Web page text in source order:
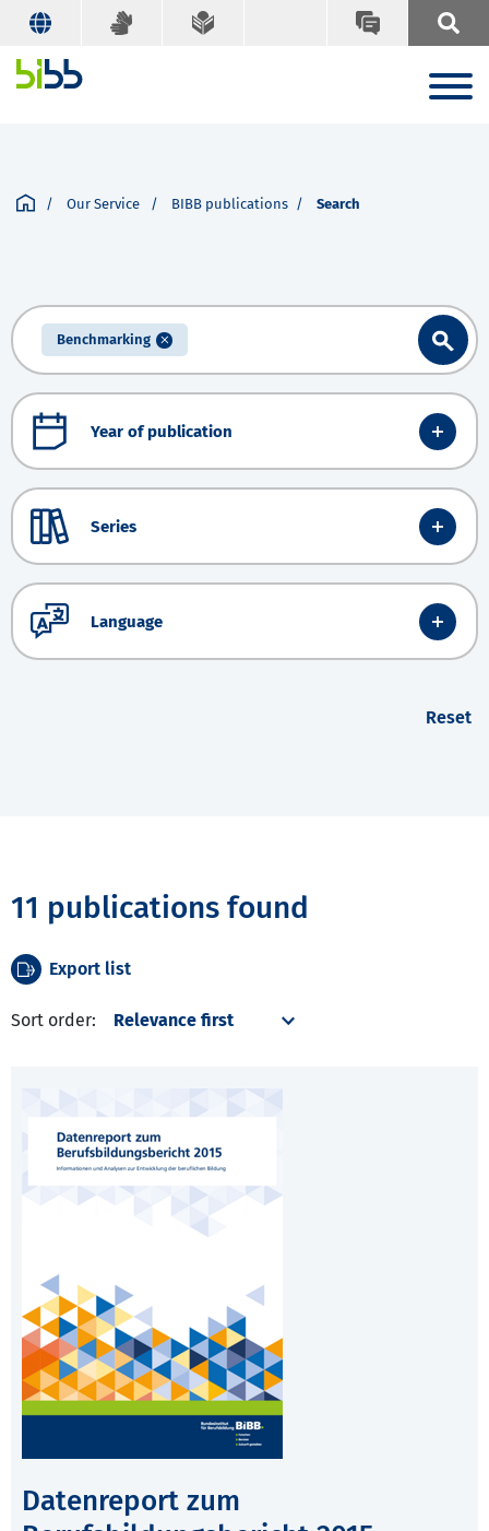
Our Service BIBB publications Search
Benchmarking
Year of publication
Series
Language
Reset
11 publications found
Export list
Sort order:
Datenreport zum